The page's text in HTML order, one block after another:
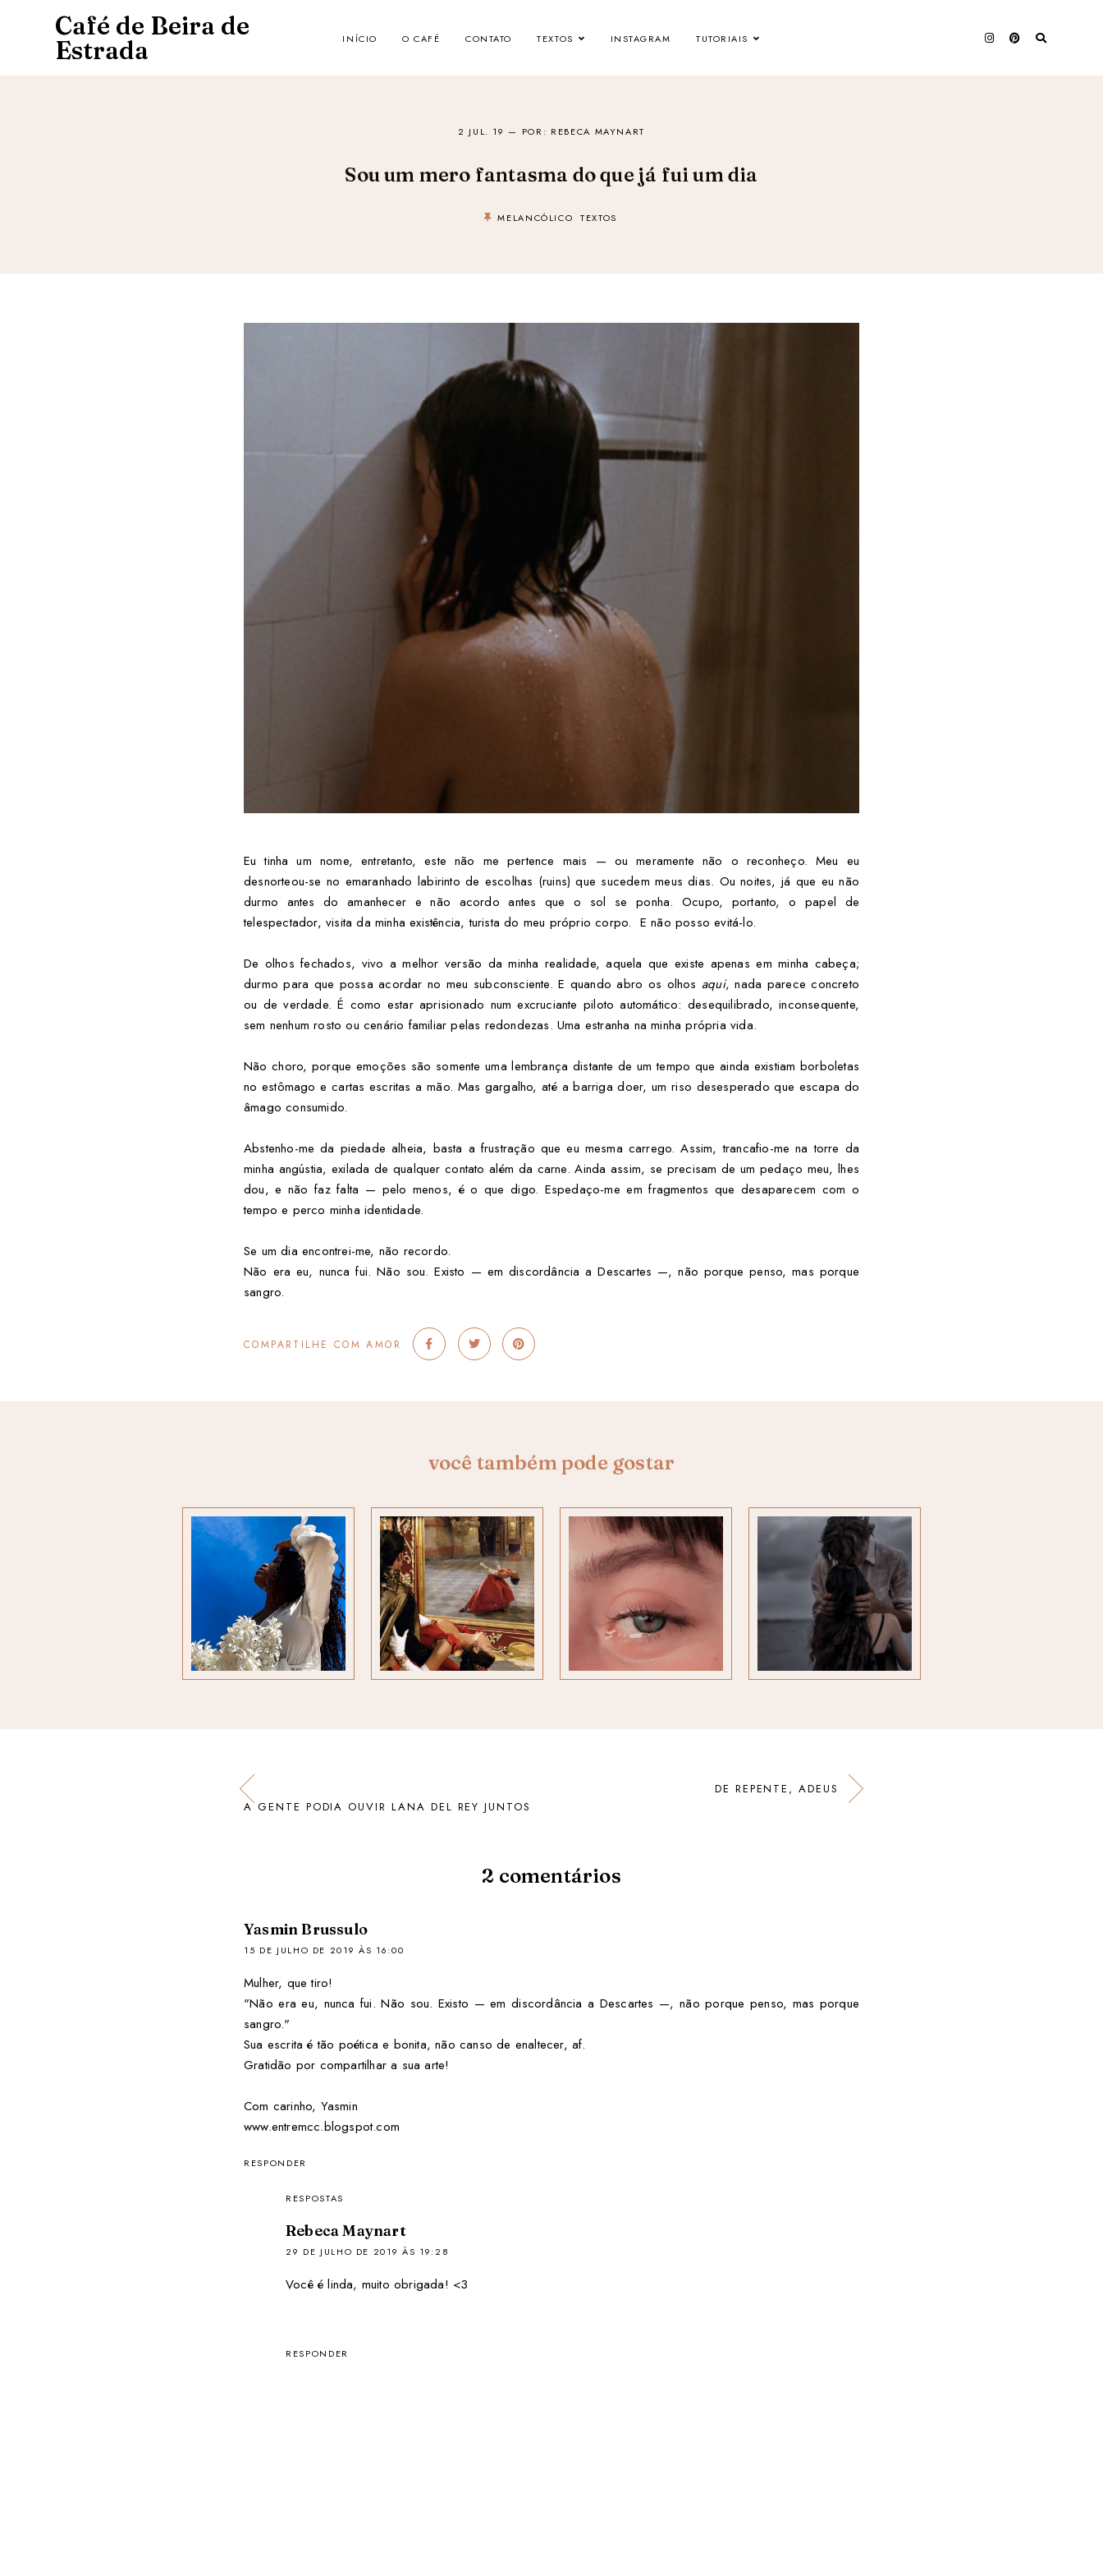
Café de Beira de
Estrada
INÍCIO O CAFÉ CONTATO TEXTOS INSTAGRAM TUTORIAIS
2 JUL. 19 — POR: REBECA MAYNART
Sou um mero fantasma do que já fui um dia
MELANCÓLICO TEXTOS
Eu tinha um nome, entretanto, este não me pertence mais — ou meramente não o reconheço. Meu eu
desnorteou-se no emaranhado labirinto de escolhas (ruins) que sucedem meus dias. Ou noites, já que eu não
durmo antes do amanhecer e não acordo antes que o sol se ponha. Ocupo, portanto, o papel de
telespectador, visita da minha existência, turista do meu próprio corpo. E não posso evitá-lo.
De olhos fechados, vivo a melhor versão da minha realidade, aquela que existe apenas em minha cabeça;
durmo para que possa acordar no meu subconsciente. E quando abro os olhos aqui, nada parece concreto
ou de verdade. É como estar aprisionado num excruciante piloto automático: desequilibrado, inconsequente,
sem nenhum rosto ou cenário familiar pelas redondezas. Uma estranha na minha própria vida.
Não choro, porque emoções são somente uma lembrança distante de um tempo que ainda existiam borboletas
no estômago e cartas escritas a mão. Mas gargalho, até a barriga doer, um riso desesperado que escapa do
âmago consumido.
Abstenho-me da piedade alheia, basta a frustração que eu mesma carrego. Assim, trancafio-me na torre da
minha angústia, exilada de qualquer contato além da carne. Ainda assim, se precisam de um pedaço meu, lhes
dou, e não faz falta — pelo menos, é o que digo. Espedaço-me em fragmentos que desaparecem com o
tempo e perco minha identidade.
Se um dia encontrei-me, não recordo.
Não era eu, nunca fui. Não sou. Existo — em discordância a Descartes —, não porque penso, mas porque
sangro.
COMPARTILHE COM AMOR
você também pode gostar
A GENTE PODIA OUVIR LANA DEL REY JUNTOS
DE REPENTE, ADEUS
2 comentários
Yasmin Brussulo
15 DE JULHO DE 2019 ÀS 16:00
Mulher, que tiro!
"Não era eu, nunca fui. Não sou. Existo — em discordância a Descartes —, não porque penso, mas porque
sangro."
Sua escrita é tão poética e bonita, não canso de enaltecer, af.
Gratidão por compartilhar a sua arte!
Com carinho, Yasmin
www.entremcc.blogspot.com
RESPONDER
RESPOSTAS
Rebeca Maynart
29 DE JULHO DE 2019 ÀS 19:28
Você é linda, muito obrigada! <3
RESPONDER